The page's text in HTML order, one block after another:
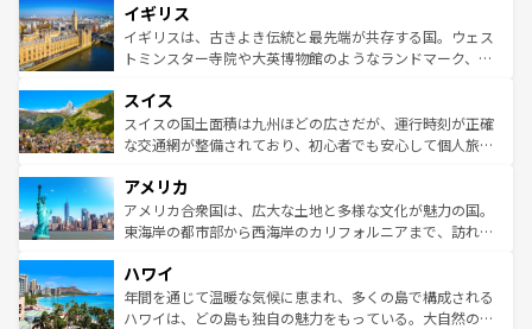
いる。シャンパンの発祥地であるランス、プロヴァンスの
香り高いラベンダー畑など、多彩な楽しみ方が可能だ。さ
らに、パリ以外の地域にも魅力が溢れており、どの街角に
れる地方に足を運ぶとそれぞれで全く異なる文化を体験で
きるだろう。 なお、新着のフランス情報はコンテンツ一覧
を参照してほしい。
顔を持つこの国は、どこを歩いても飽きることがない。ベ
ルリンの文化的活気、バイエルン州のアルプスの絶景、そ
してライン川沿いのワイン畑といった風景は必見。ビール
は、お酒好きな人にはぜひ体験してほしい。 なお、新着の
ドイツ情報はコンテンツ一覧を参照してほしい。
イギリス
イギリスは、古きよき伝統と最先端が共存する国。ウェス
トミンスター寺院や大英博物館のようなランドマーク、歴
リアごとに異なる魅力がある。また、優雅なアフタヌーン
ティー、ビール好きにはたまらない英国パブ、サッカー観
戦など、本場だからこそできる体験も豊富。イギリスを旅
ンツ一覧を参照してほしい。
スイス
スイスの国土面積は九州ほどの広さだが、運行時刻が正確
な交通網が整備されており、初心者でも安心して個人旅行
の建物がそのまま残る町や、スイスならではのユニークな
博物館もあり、アルプス観光だけでなく町歩きも満喫する
ことができる。国民の所得が高いため物価も高いが、旅行
ば市内交通費無料で観光を楽しむこともできる。 なお、新
着のスイス情報はコンテンツ一覧 を参照してほしい。
アメリカ
アメリカ合衆国は、広大な土地と多様な文化が魅力の国。
東海岸の都市部から西海岸のカリフォルニアまで、訪れる
のような巨大都市は、観光、ショッピング、エンターテイ
ンメントが詰まった刺激的なスポットだ。一方、アメリカ
西部には大自然が広がり、グランドキャニオンやイエロー
ハワイ
年間を通じて温暖な気候に恵まれ、多くの島で構成される
ハワイは、どの島も独自の魅力をもっている。大自然の神